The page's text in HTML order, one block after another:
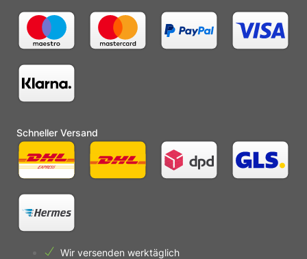
Schneller Versand
Wir versenden werktäglich